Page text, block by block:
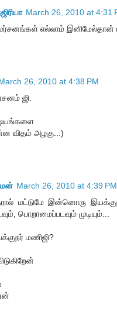
March 26, 2010 at 4:31
எல்லாம் இனிமேல்தான்
26, 2010 at 4:38 PM
ஜி.
விதம் அழகு..:)
March 26, 2010 at 4:39 PM
மட்டுமே இன்னொரு
பொறாமைப்படவும் முடியும்...
மணிஜி?